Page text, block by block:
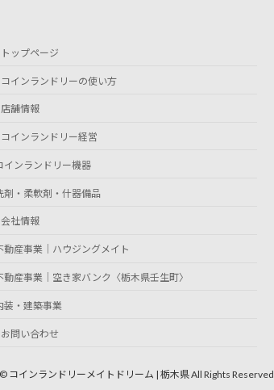
トップページ
コインランドリーの使い方
店舗情報
コインランドリー経営
インランドリー機器
剤・柔軟剤・什器備品
会社情報
動産事業｜ハウジングメイト
動産事業｜空き家バンク〈栃木県壬生町〉
装・建築事業
お問い合わせ
コインランドリーメイトドリーム | 栃木県 All Rights Reserved.